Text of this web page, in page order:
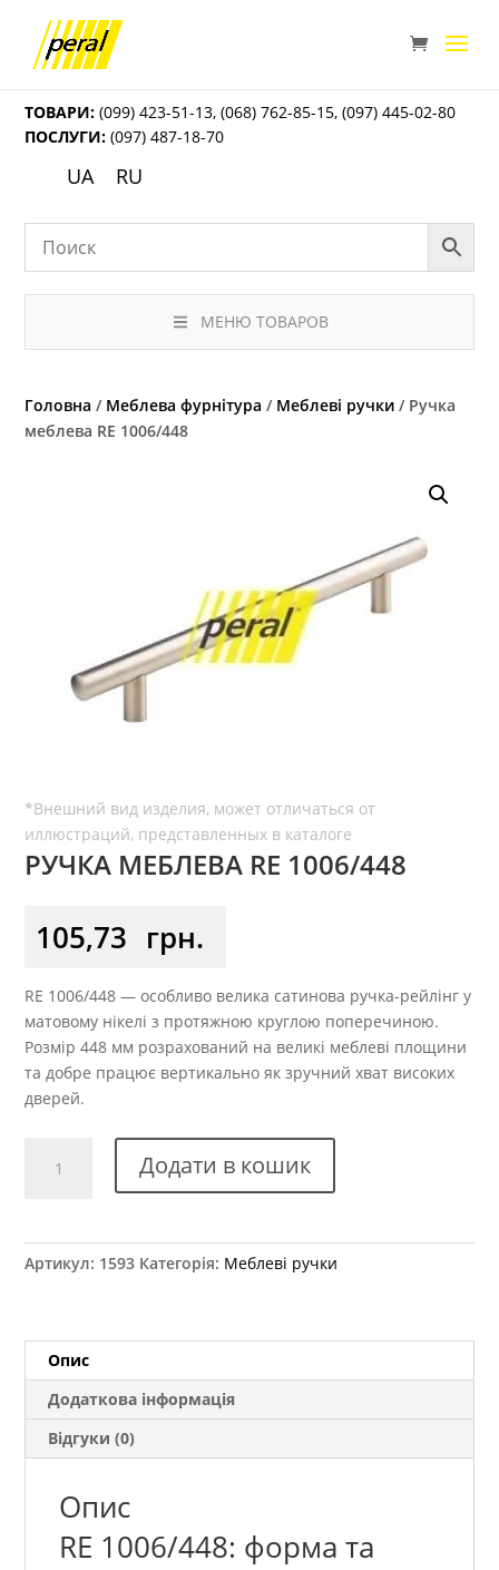
ТОВАРИ: (099) 423-51-13,(068) 762-85-15,(097) 445-02-80
ПОСЛУГИ: (097) 487-18-70
UA RU
МЕНЮ ТОВАРОВ
Головна / Меблева фурнітура / Меблеві ручки / Ручка
меблева RE 1006/448
РУЧКА МЕБЛЕВА RE 1006/448
105,73 грн.
RE 1006/448 — особливо велика сатинова ручка-рейлінг у
матовому нікелі з протяжною круглою поперечиною.
Розмір 448 мм розрахований на великі меблеві площини
та добре працює вертикально як зручний хват високих
дверей.
меблева
Додати в кошик
Артикул: 1593 Категорія: Меблеві ручки
Опис
Додаткова інформація
Відгуки (0)
Опис
RE 1006/448: форма та